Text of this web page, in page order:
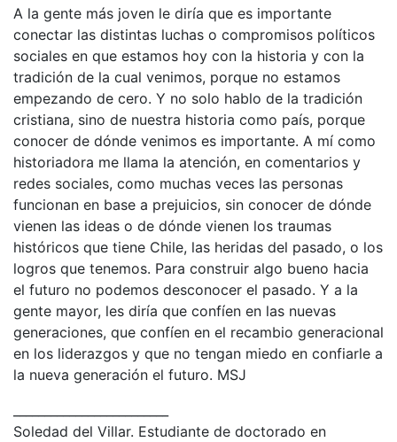
A la gente más joven le diría que es importante
conectar las distintas luchas o compromisos políticos
sociales en que estamos hoy con la historia y con la
tradición de la cual venimos, porque no estamos
empezando de cero. Y no solo hablo de la tradición
cristiana, sino de nuestra historia como país, porque
conocer de dónde venimos es importante. A mí como
historiadora me llama la atención, en comentarios y
redes sociales, como muchas veces las personas
funcionan en base a prejuicios, sin conocer de dónde
vienen las ideas o de dónde vienen los traumas
históricos que tiene Chile, las heridas del pasado, o los
logros que tenemos. Para construir algo bueno hacia
el futuro no podemos desconocer el pasado. Y a la
gente mayor, les diría que confíen en las nuevas
generaciones, que confíen en el recambio generacional
en los liderazgos y que no tengan miedo en confiarle a
la nueva generación el futuro. MSJ
Soledad del Villar. Estudiante de doctorado en